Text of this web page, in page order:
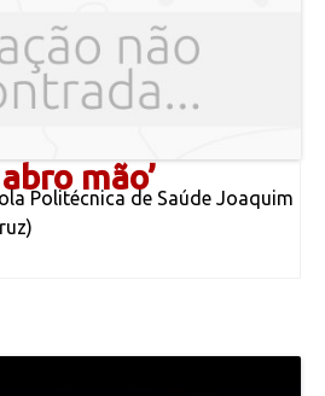
mão’
Politécnica de Saúde Joaquim